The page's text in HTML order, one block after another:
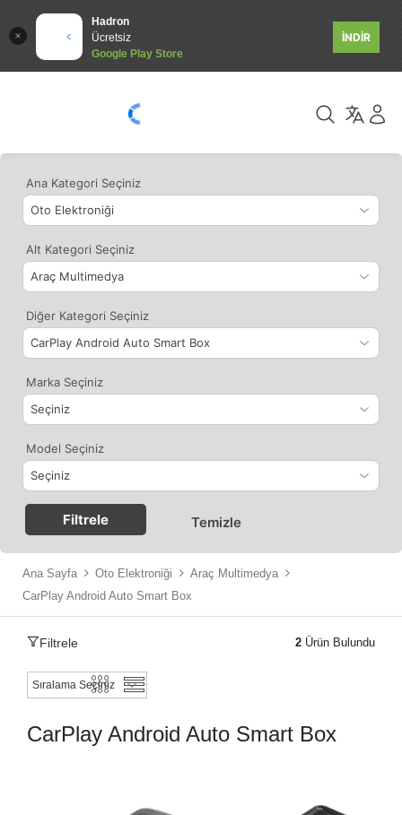
Hadron
Ücretsiz
Google Play Store
İNDİR
Ana Kategori Seçiniz
Alt Kategori Seçiniz
Diğer Kategori Seçiniz
Marka Seçiniz
Model Seçiniz
Filtrele Temizle
Ana Sayfa Oto Elektroniği
Araç Multimedya
CarPlay Android Auto Smart Box
Filtrele 2 Ürün Bulundu
CarPlay Android Auto Smart Box